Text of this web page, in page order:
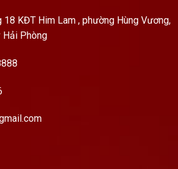
KĐT Him Lam , phường Hùng Vương,
Hải Phòng